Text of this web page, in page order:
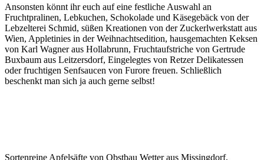
Ansonsten könnt ihr euch auf eine festliche Auswahl an
Fruchtpralinen, Lebkuchen, Schokolade und Käsegebäck von der
Lebzelterei Schmid, süßen Kreationen von der Zuckerlwerkstatt aus
Wien, Appletinies in der Weihnachtsedition, hausgemachten Keksen
von Karl Wagner aus Hollabrunn, Fruchtaufstriche von Gertrude
Buxbaum aus Leitzersdorf, Eingelegtes von Retzer Delikatessen
oder fruchtigen Senfsaucen von Furore freuen. Schließlich
beschenkt man sich ja auch gerne selbst!
Sortenreine Apfelsäfte von Obstbau Wetter aus Missingdorf,